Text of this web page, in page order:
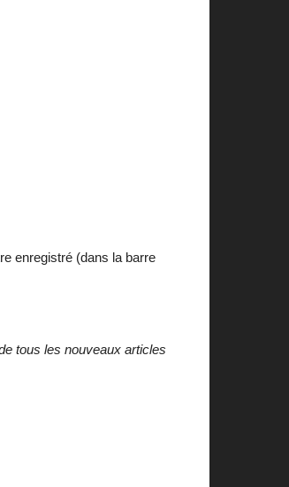
enregistré (dans la barre
tous les nouveaux articles